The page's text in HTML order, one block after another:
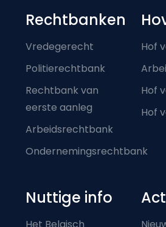
Footer-
Rechtbanken
Vredegerecht
Politierechtbank
Rechtbank van
eerste aanleg
Arbeidsrechtbank
Ondernemingsrechtbank
Hof
Hof
Hof
Nuttige info